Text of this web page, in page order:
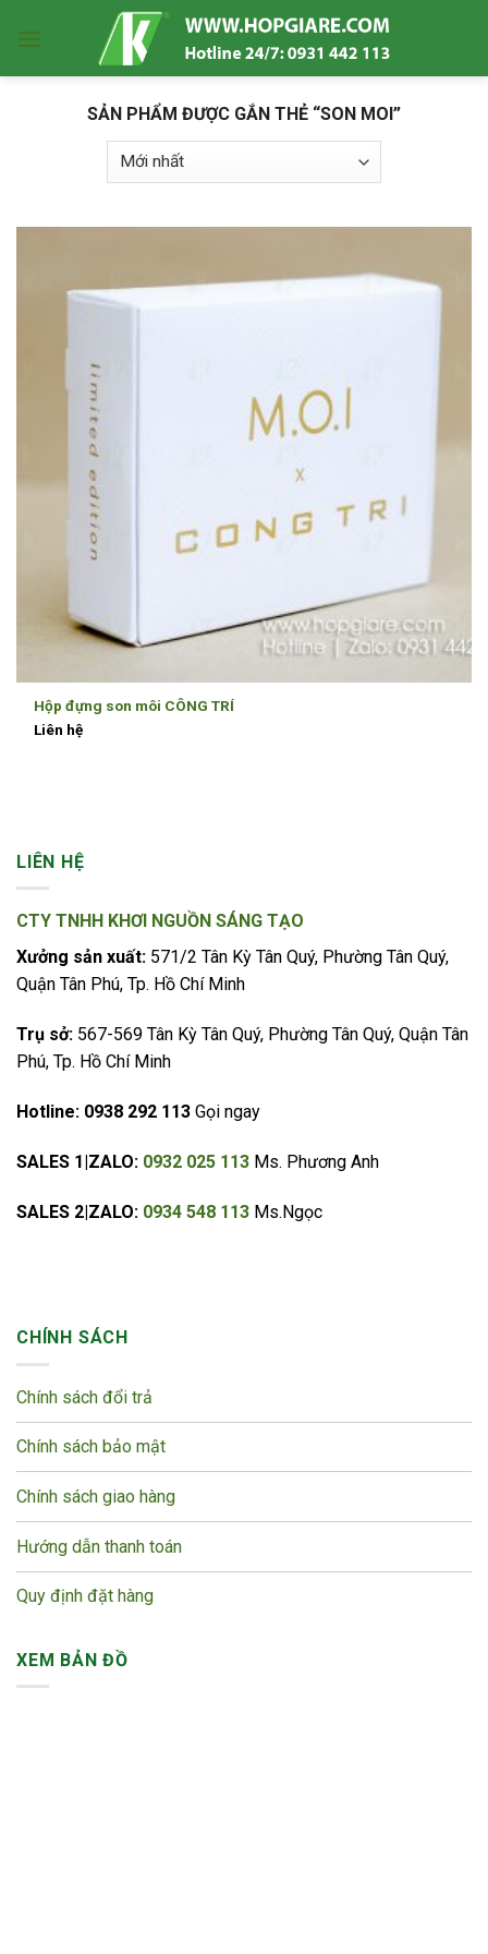
SẢN PHẨM ĐƯỢC GẮN THẺ “SON MOI”
Hộp đựng son môi CÔNG TRÍ
Liên hệ
LIÊN HỆ
CTY TNHH KHƠI NGUỒN SÁNG TẠO
Xưởng sản xuất: 571/2 Tân Kỳ Tân Quý, Phường Tân Quý,
Quận Tân Phú, Tp. Hồ Chí Minh
Trụ sở: 567-569 Tân Kỳ Tân Quý, Phường Tân Quý, Quận Tân
Phú, Tp. Hồ Chí Minh
Hotline: 0938 292 113 Gọi ngay
SALES 1|ZALO: 0932 025 113 Ms. Phương Anh
SALES 2|ZALO: 0934 548 113 Ms.Ngọc
CHÍNH SÁCH
Chính sách đổi trả
Chính sách bảo mật
Chính sách giao hàng
Hướng dẫn thanh toán
Quy định đặt hàng
XEM BẢN ĐỒ